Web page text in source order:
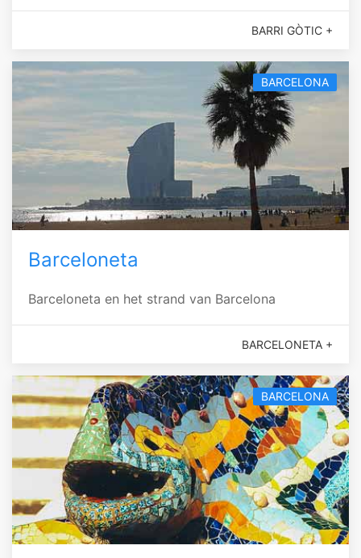
BARRI GÒTIC +
BARCELONA
Barceloneta
Barceloneta en het strand van Barcelona
BARCELONETA +
BARCELONA